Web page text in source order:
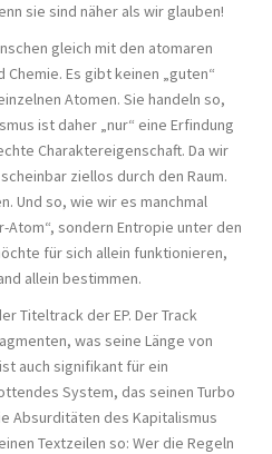
sie sind näher als wir glauben!
gleich mit den atomaren
Es gibt keinen „guten“
Atomen. Sie handeln so,
ist daher „nur“ eine Erfindung
Charaktereigenschaft. Da wir
ziellos durch den Raum.
Und so, wie wir es manchmal
Atom“, sondern Entropie unter den
für sich allein funktionieren,
allein bestimmen.
Titeltrack der EP. Der Track
was seine Länge von
auch signifikant für ein
System, das seinen Turbo
Absurditäten des Kapitalismus
Textzeilen so: Wer die Regeln